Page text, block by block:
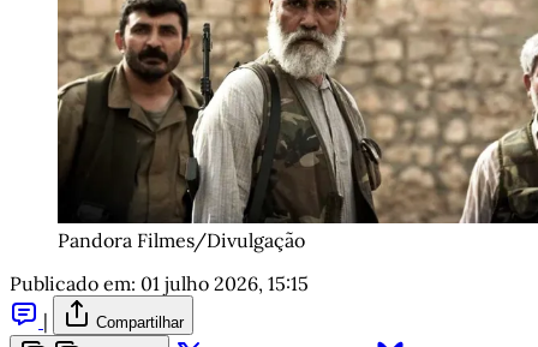
Pandora Filmes/Divulgação
Publicado em: 01 julho 2026, 15:15
|
Compartilhar